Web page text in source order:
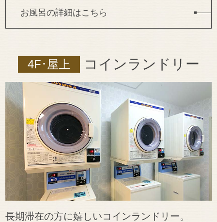
お風呂の詳細はこちら
4F･屋上 コインランドリー
長期滞在の方に嬉しいコインランドリー。